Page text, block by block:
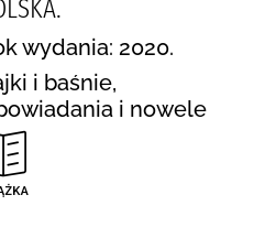
wydania: 2020.
i baśnie,
i nowele